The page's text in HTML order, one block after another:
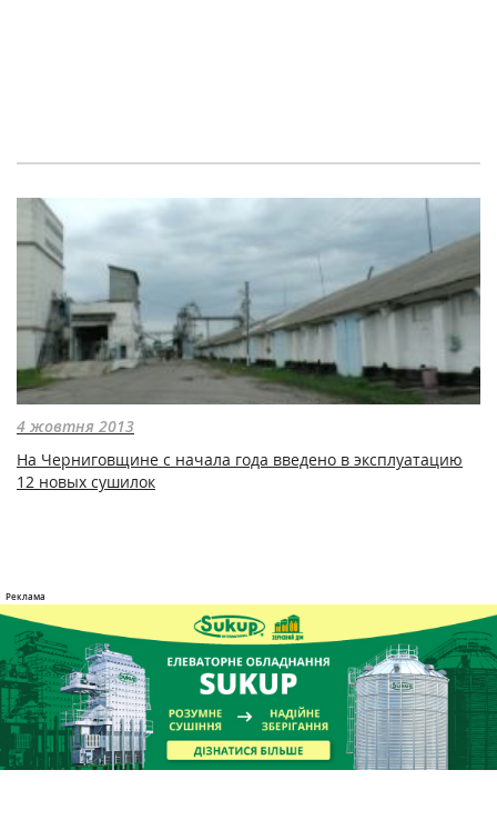
4 жовтня 2013
На Черниговщине с начала года введено в эксплуатацию
12 новых сушилок